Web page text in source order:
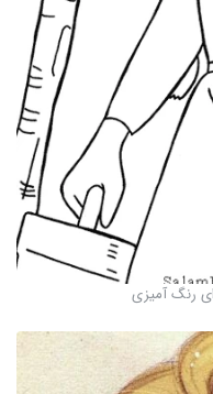
رنگ آمیزی